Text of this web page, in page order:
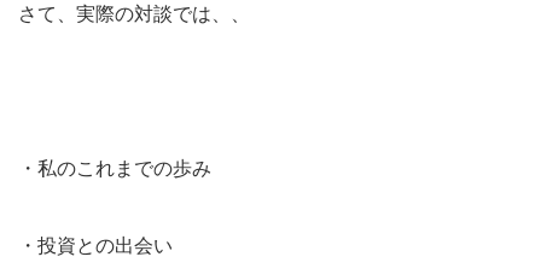
さて、実際の対談では、、
・私のこれまでの歩み
・投資との出会い